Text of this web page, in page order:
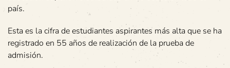
país.
Esta es la cifra de estudiantes aspirantes más alta que se ha
registrado en 55 años de realización de la prueba de
admisión.